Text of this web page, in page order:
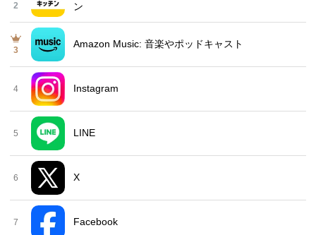
2
ン
3
Amazon Music: 音楽やポッドキャスト
4 Instagram
5 LINE
6 X
7 Facebook